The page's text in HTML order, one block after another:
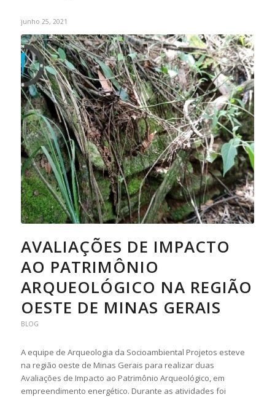
junho 25, 2021
AVALIAÇÕES DE IMPACTO
AO PATRIMÔNIO
ARQUEOLÓGICO NA REGIÃO
OESTE DE MINAS GERAIS
BLOG
A equipe de Arqueologia da Socioambiental Projetos esteve
na região oeste de Minas Gerais para realizar duas
Avaliações de Impacto ao Patrimônio Arqueológico, em
empreendimento energético. Durante as atividades foi